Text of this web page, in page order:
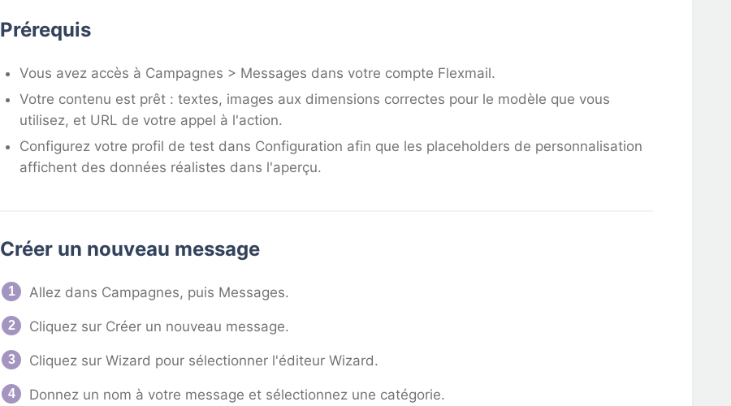
Prérequis
Vous avez accès à Campagnes > Messages dans votre compte Flexmail.
Votre contenu est prêt : textes, images aux dimensions correctes pour le modèle que vous
utilisez, et URL de votre appel à l'action.
Configurez votre profil de test dans Configuration afin que les placeholders de personnalisation
affichent des données réalistes dans l'aperçu.
Créer un nouveau message
Allez dans Campagnes, puis Messages.
Cliquez sur Créer un nouveau message.
Cliquez sur Wizard pour sélectionner l'éditeur Wizard.
Donnez un nom à votre message et sélectionnez une catégorie.